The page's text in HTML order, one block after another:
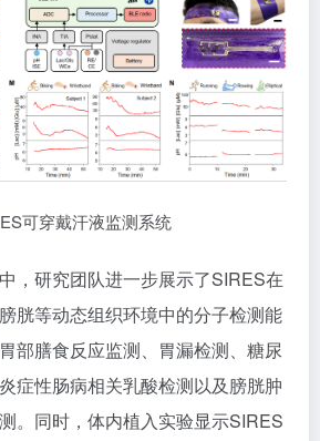
可穿戴汗液监测系统
，研究团队进一步展示了SIRES在
胱等动态组织环境中的分子检测能
部膳食反应监测、胃漏检测、糖尿
症性肠病相关乳酸检测以及膀胱肿
。同时，体内植入实验显示SIRES